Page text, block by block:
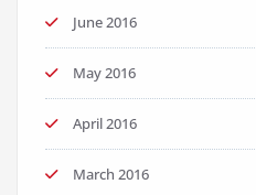
June 2016
May 2016
April 2016
March 2016